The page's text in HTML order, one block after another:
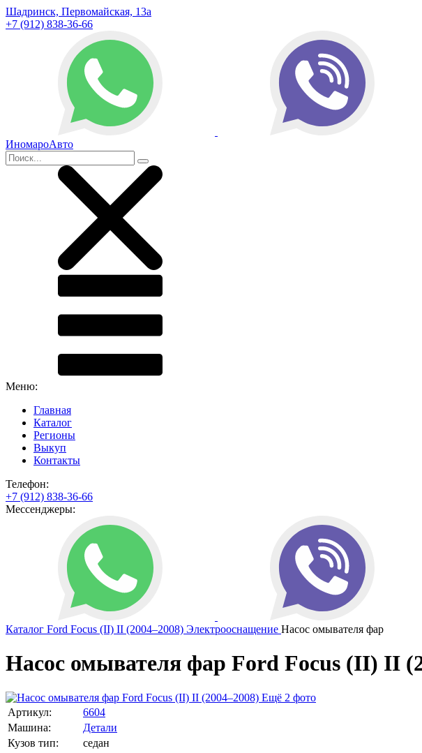
Шадринск, Первомайская, 13а
+7 (912) 838-36-66
ИномароАвто
Меню:
Главная
Каталог
Регионы
Выкуп
Контакты
Телефон:
+7 (912) 838-36-66
Мессенджеры:
Каталог Ford Focus (II) II (2004–2008) Электрооснащение Насос омывателя фар
Насос омывателя фар Ford Focus (II) II
Ещё 2 фото
Артикул:
6604
Машина:
Детали
Кузов тип:
седан